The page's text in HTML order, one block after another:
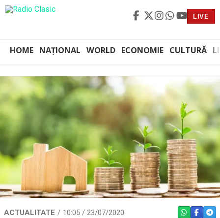
LIVE
HOME NAȚIONAL WORLD ECONOMIE CULTURĂ
ACTUALITATE 10:05 / 23/07/2020 WHATSAPP